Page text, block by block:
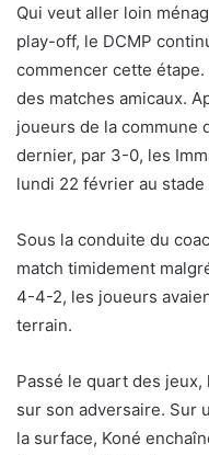
Qui veut aller loin
play-off, le DCMP
commencer cette étape.
des matches amicaux.
joueurs de la commune
dernier, par 3-0, les
lundi 22 février au stade
Sous la conduite du
match timidement
4-4-2, les joueurs
terrain.
Passé le quart des jeux,
sur son adversaire. Sur
la surface, Koné